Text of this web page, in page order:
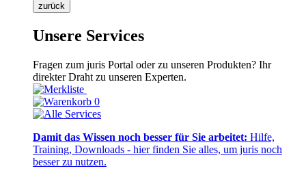
zurück
Unsere Services
Fragen zum juris Portal oder zu unseren Produkten? Ihr
direkter Draht zu unseren Experten.
0
Damit das Wissen noch besser für Sie arbeitet: Hilfe,
Training, Downloads - hier finden Sie alles, um juris noch
besser zu nutzen.